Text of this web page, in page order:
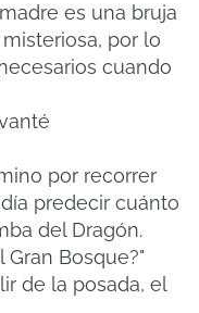
es una bruja
por lo
cuando
por recorrer
predecir cuánto
del Dragón.
Gran Bosque?"
de la posada, el